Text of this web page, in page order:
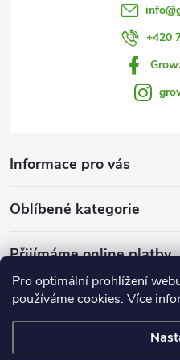
Pro optimální prohlížení
používáme cookies. Více
info@
+420
Informace pro vás
Oblíbené kategorie
Přijímáme online platby